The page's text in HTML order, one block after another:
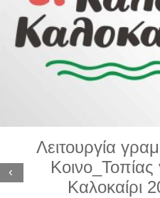
Λειτουργία
Κοινο_Τοπίας
Καλοκαίρι
‹